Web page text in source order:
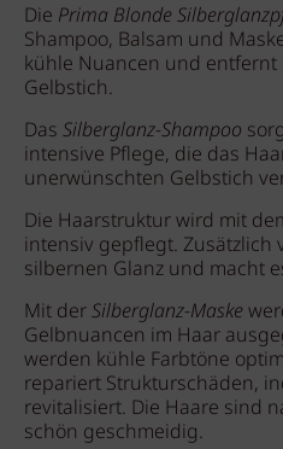
Die Prima Blonde
Shampoo, Balsam und
kühle Nuancen und
Gelbstich.
Das Silberglanz-Shampoo
intensive Pflege, die das
unerwünschten Gelbstich
Die Haarstruktur wird mit
intensiv gepflegt. Zusätzlich
silbernen Glanz und macht
Mit derSilberglanz-Maske
Gelbnuancen im Haar
werden kühle Farbtöne
repariert Strukturschäden,
revitalisiert. Die Haare sind
schön geschmeidig.